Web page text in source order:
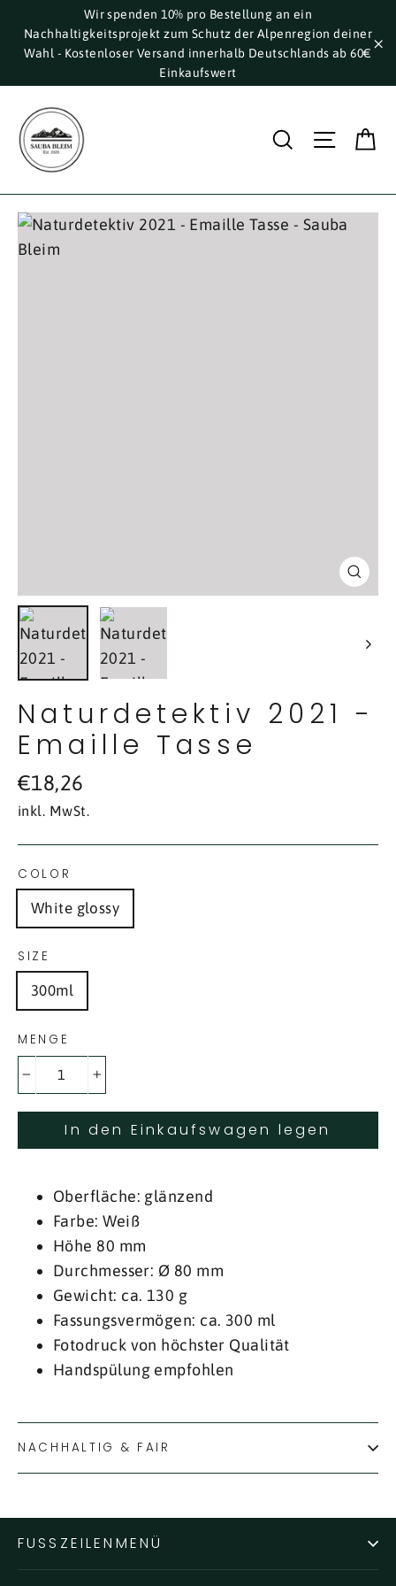
zum
Inhalt
Wir spenden 10% pro Bestellung an ein
Nachhaltigkeitsprojekt zum Schutz der Alpenregion deiner
Wahl - Kostenloser Versand innerhalb Deutschlands ab 60€
Einkaufswert
Suche
Naturdetektiv 2021 -
Emaille Tasse
Normaler
Preis
€18,26
inkl. MwSt.
COLOR
White glossy
SIZE
300ml
MENGE
In den Einkaufswagen legen
Oberfläche: glänzend
Farbe: Weiß
Höhe 80 mm
Durchmesser: Ø 80 mm
Gewicht: ca. 130 g
Fassungsvermögen: ca. 300 ml
Fotodruck von höchster Qualität
Handspülung empfohlen
NACHHALTIG & FAIR
FUSSZEILENMENÜ